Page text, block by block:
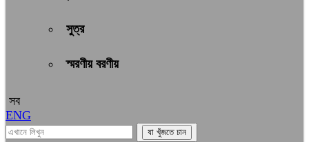
সুত্র
স্মরণীয় বরণীয়
সব
ENG